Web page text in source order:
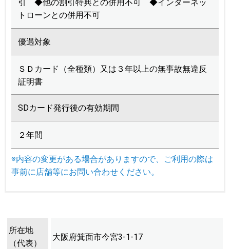
引 ◆他の割引特典との併用不可 ◆インターネッ
トローンとの併用不可
優遇対象
ＳＤカード（全種類）又は３年以上の無事故無違反
証明書
SDカード発行後の有効期間
２年間
※内容の変更がある場合がありますので、ご利用の際は
事前に店舗等にお問い合わせください。
所在地
（代表）
大阪府箕面市今宮3-1-17